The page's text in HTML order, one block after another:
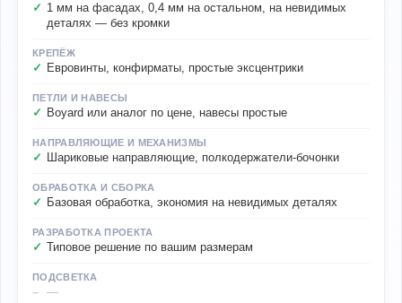
1 мм на фасадах, 0,4 мм на остальном, на невидимых
деталях — без кромки
КРЕПЁЖ
Евровинты, конфирматы, простые эксцентрики
ПЕТЛИ И НАВЕСЫ
Boyard или аналог по цене, навесы простые
НАПРАВЛЯЮЩИЕ И МЕХАНИЗМЫ
Шариковые направляющие, полкодержатели-бочонки
ОБРАБОТКА И СБОРКА
Базовая обработка, экономия на невидимых деталях
РАЗРАБОТКА ПРОЕКТА
Типовое решение по вашим размерам
ПОДСВЕТКА
—